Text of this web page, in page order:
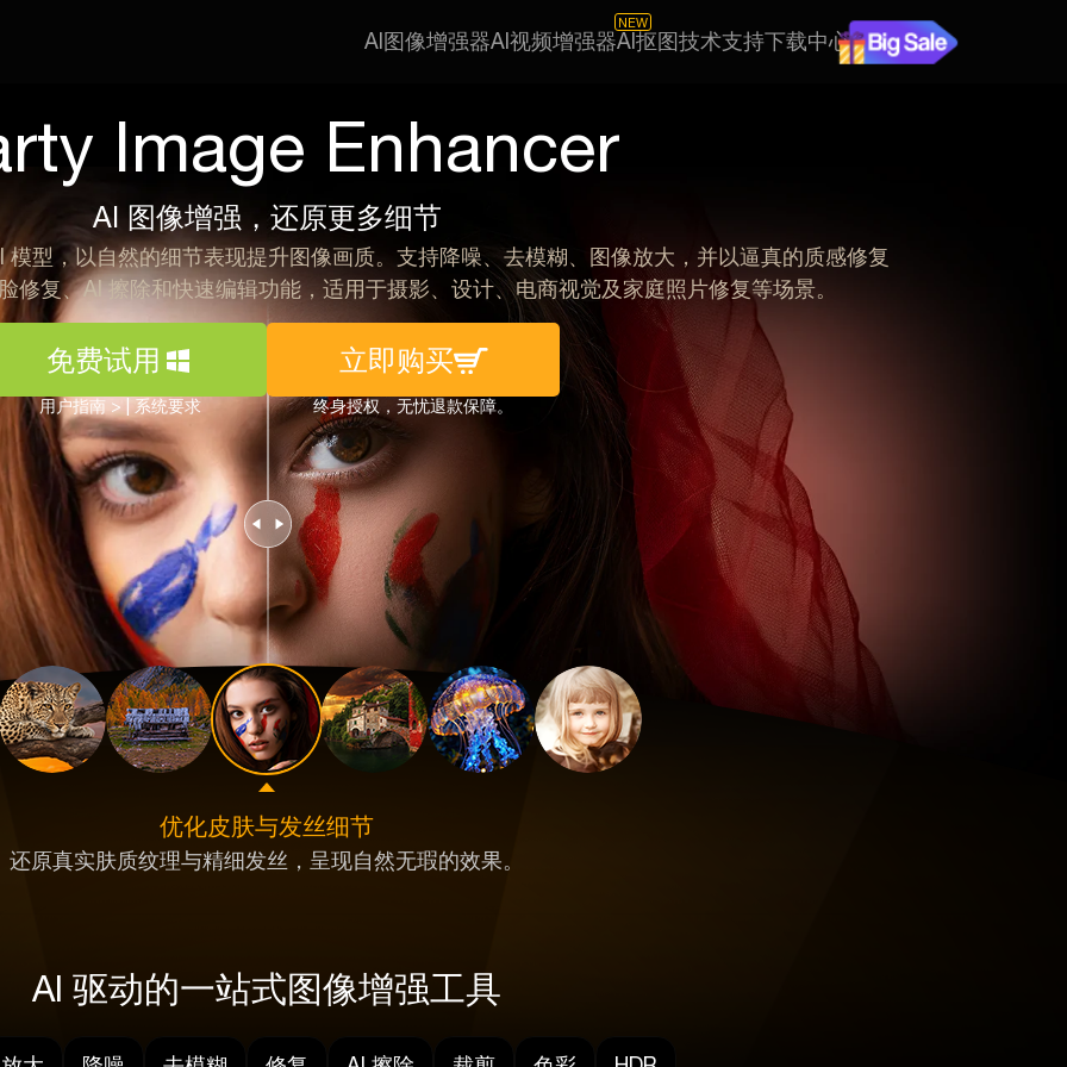
AI图像增强器AI视频增强器
NEW
AI抠图技术支持下载中心
Image Enhancer
AI 图像增强，还原更多细节
型，以自然的细节表现提升图像画质。支持降噪、去模糊、图像放大，并以逼真的质感修复
修复、AI 擦除和快速编辑功能，适用于摄影、设计、电商视觉及家庭照片修复等场景。
免费试用
用户指南 > |系统要求
立即购买
终身授权，无忧退款保障。
优化皮肤与发丝细节
还原真实肤质纹理与精细发丝，呈现自然无瑕的效果。
AI 驱动的一站式图像增强工具